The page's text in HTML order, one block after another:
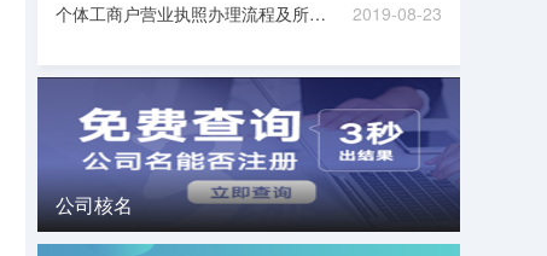
个体工商户营业执照办理流程及所需材料 2019-08-23
公司核名